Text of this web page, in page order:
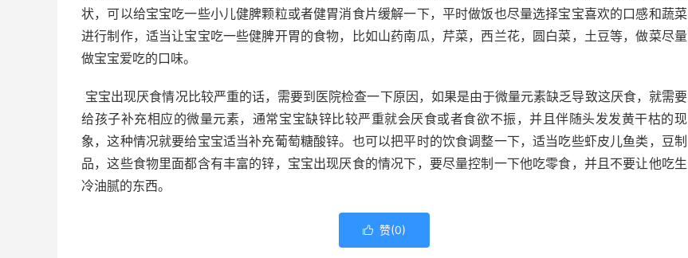
状，可以给宝宝吃一些小儿健脾颗粒或者健胃消食片缓解一下，平时做饭也尽量选择宝宝喜欢的口感和蔬菜
进行制作，适当让宝宝吃一些健脾开胃的食物，比如山药南瓜，芹菜，西兰花，圆白菜，土豆等，做菜尽量
做宝宝爱吃的口味。
宝宝出现厌食情况比较严重的话，需要到医院检查一下原因，如果是由于微量元素缺乏导致这厌食，就需要
给孩子补充相应的微量元素，通常宝宝缺锌比较严重就会厌食或者食欲不振，并且伴随头发发黄干枯的现
象，这种情况就要给宝宝适当补充葡萄糖酸锌。也可以把平时的饮食调整一下，适当吃些虾皮儿鱼类，豆制
品，这些食物里面都含有丰富的锌，宝宝出现厌食的情况下，要尽量控制一下他吃零食，并且不要让他吃生
冷油腻的东西。
 赞(0)